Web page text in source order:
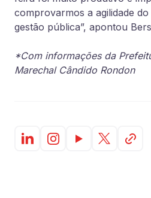
comprovarmos a agilidade
gestão pública”, apontou
*Com informações da
Marechal Cândido Rondon